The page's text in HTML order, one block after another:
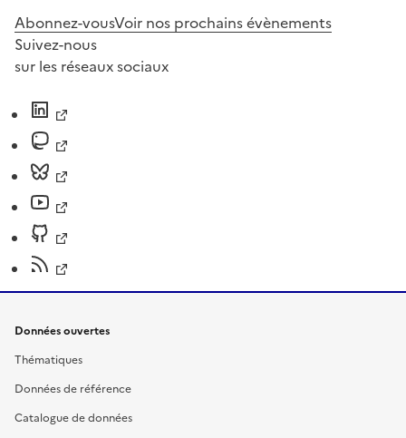
Abonnez-vousVoir nos prochains évènements
Suivez-nous
sur les réseaux sociaux
Données ouvertes
Thématiques
Données de référence
Catalogue de données